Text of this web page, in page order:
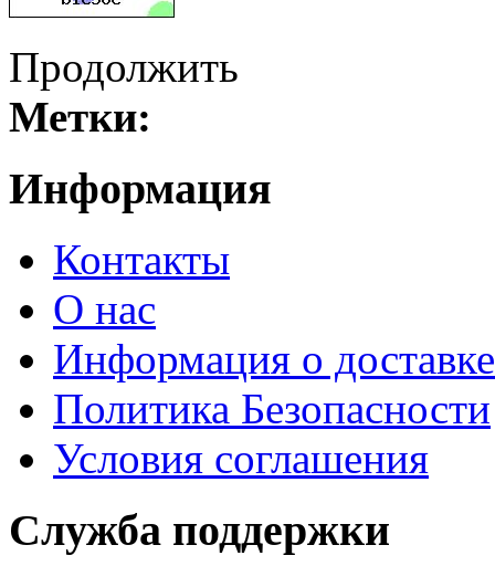
Продолжить
Метки:
Информация
Контакты
О нас
Информация о доставке
Политика Безопасности
Условия соглашения
Служба поддержки